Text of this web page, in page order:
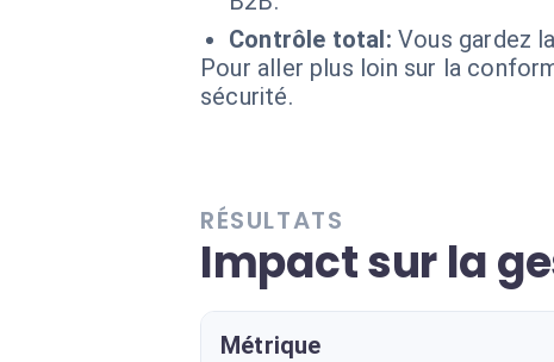
Contrôle total: Vous gardez
Pour aller plus loin sur la
sécurité.
RÉSULTATS
Impact sur la
Métrique